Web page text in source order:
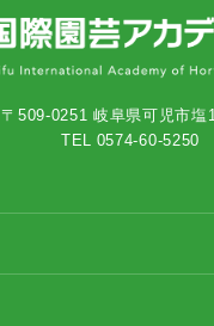
〒509-0251 岐阜県可児市塩
TEL 0574-60-5250